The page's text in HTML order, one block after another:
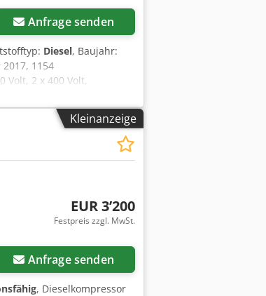
Anfrage senden
Diesel, Baujahr:
2017, 1154
Volt, 2 x 400 Volt,
ABE/Zulassung
Kleinanzeige
EUR 3’200
Festpreis zzgl. MwSt.
Anfrage senden
, Dieselkompressor